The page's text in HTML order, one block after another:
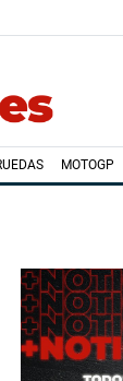
MOTOGP